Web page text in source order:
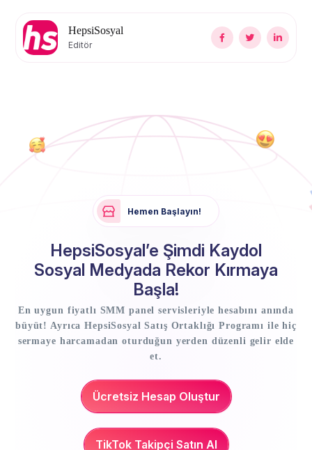
HepsiSosyal
Editör
Hemen Başlayın!
HepsiSosyal’e Şimdi Kaydol
Sosyal Medyada Rekor Kırmaya
Başla!
En uygun fiyatlı SMM panel servisleriyle hesabını anında
büyüt! Ayrıca HepsiSosyal Satış Ortaklığı Programı ile hiç
sermaye harcamadan oturduğun yerden düzenli gelir elde
et.
Ücretsiz Hesap Oluştur
TikTok Takipçi Satın Al